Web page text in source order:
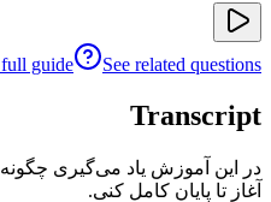
guide See related questions
Transcript
در این آموزش یاد می‌گیری
آغاز تا پایان کامل کنی.